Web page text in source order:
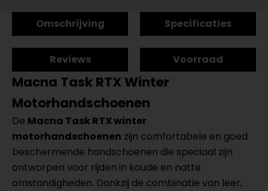
Omschrijving Specificaties
Reviews Voorraad
Macna Task RTX Winter
Motorhandschoenen
De Macna Task RTX winter
motorhandschoenen zijn comfortabele en goed
beschermende handschoenen die speciaal zijn
ontworpen voor rijden in koude en natte
omstandigheden. Dankzij de combinatie van leer,